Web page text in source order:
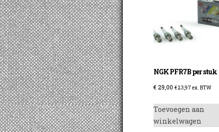
NGK PFR7B per stuk
€29,00 €23,97 ex. BTW
Toevoegen aan
winkelwagen